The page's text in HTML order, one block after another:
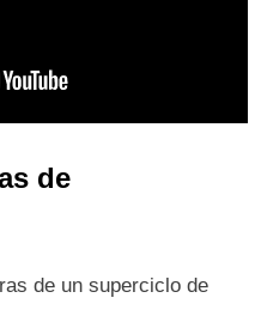
de
de un superciclo de